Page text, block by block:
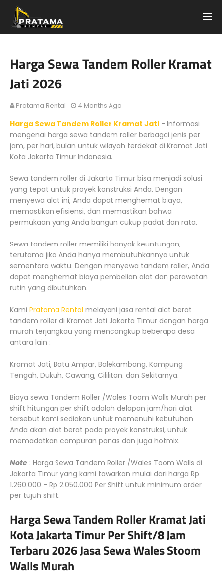
Harga Sewa Tandem Roller Kramat
Jati 2026
Pratama Rental 4 Months Ago
Harga Sewa Tandem Roller Kramat Jati - Informasi
mengenai harga sewa tandem roller berbagai jenis per
jam, per hari, bulan untuk wilayah terdekat di Kramat Jati
Kota Jakarta Timur Indonesia.
Sewa tandem roller di Jakarta Timur bisa menjadi solusi
yang tepat untuk proyek konstruksi Anda. Dengan
menyewa alat ini, Anda dapat menghemat biaya,
memastikan efisiensi, dan memastikan bahwa
permukaan yang Anda bangun cukup padat dan rata.
Sewa tandem roller memiliki banyak keuntungan,
terutama jika Anda hanya membutuhkannya untuk
sementara waktu. Dengan menyewa tandem roller, Anda
dapat menghemat biaya pembelian alat dan perawatan
rutin yang dibutuhkan.
Kami Pratama Rental melayani jasa rental alat berat
tandem roller di Kramat Jati Jakarta Timur dengan harga
murah terjangkau yang mencangkup beberapa desa
antara lain :
Kramat Jati, Batu Ampar, Balekambang, Kampung
Tengah, Dukuh, Cawang, Cililitan. dan Sekitarnya.
Biaya sewa Tandem Roller /Wales Toom Walls Murah per
shift hitungan per shift adalah delapan jam/hari alat
tersebut kami sediakan untuk memenuhi kebutuhan
Anda akan alat berat pada proyek konstruksi, untuk
memadatkan campuran panas dan juga hotmix.
Note : Harga Sewa Tandem Roller /Wales Toom Walls di
Jakarta Timur yang kami tawarkan mulai dari harga Rp
1.260.000 - Rp 2.050.000 Per Shift untuk minimum order
per tujuh shift.
Harga Sewa Tandem Roller Kramat Jati
Kota Jakarta Timur Per Shift/8 Jam
Terbaru 2026 Jasa Sewa Wales Stoom
Walls Murah